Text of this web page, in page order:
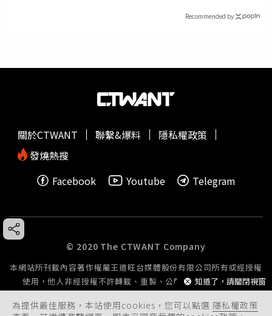
Recommended by
為提供最佳服務，本站使用cookies，您可以點選 隱私權政策
知道了，請關閉視窗
關於CTWANT 聯繫&爆料
隱私權政策
發燒熱搜
Facebook
Youtube Telegram
© 2020 The CTWANT Company
本網站所刊載內容著作權屬王道旺台媒體股份有限公司所有或經授權
使用，他人非經授權不許轉載、重製、公開播送或公開傳輸。